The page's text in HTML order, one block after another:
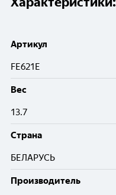
Артикул
FE621E
Вес
13.7
Cтрана
БЕЛАРУСЬ
Производитель